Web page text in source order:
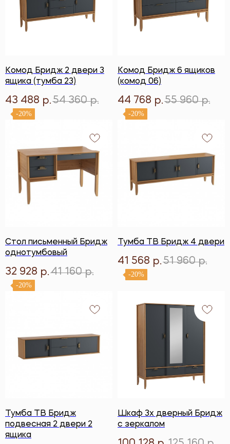
Комод Бридж 2 двери 3
ящика (тумба 23)
43 488 р. 54 360 р.
-20%
Комод Бридж 6 ящиков
(комод 06)
44 768 р. 55 960 р.
-20%
Стол письменный Бридж
однотумбовый
32 928 р. 41 160 р.
-20%
Тумба ТВ Бридж 4 двери
41 568 р. 51 960 р.
-20%
Тумба ТВ Бридж
подвесная 2 двери 2
ящика
Шкаф 3х дверный Бридж
с зеркалом